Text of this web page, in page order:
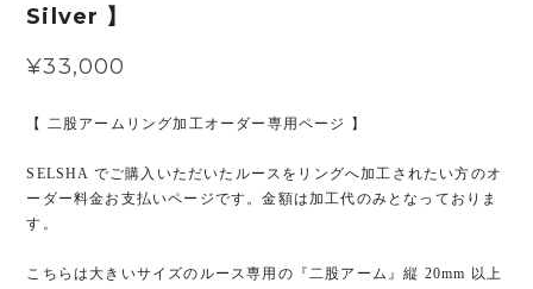
Silver 】
¥33,000
【 二股アームリング加工オーダー専用ページ 】
SELSHA でご購入いただいたルースをリングへ加工されたい方のオ
ーダー料金お支払いページです。金額は加工代のみとなっておりま
す。
こちらは大きいサイズのルース専用の『二股アーム』縦 20mm 以上